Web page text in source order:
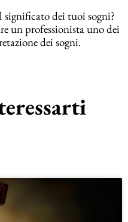
significato dei tuoi sogni?
un professionista uno dei
dei sogni.